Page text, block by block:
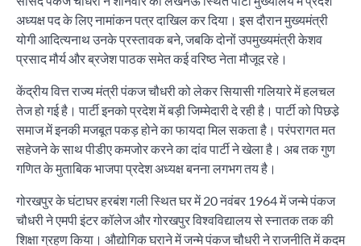
अध्यक्ष पद के लिए नामांकन पत्र दाखिल कर दिया। इस दौरान मुख्यमंत्री
योगी आदित्यनाथ उनके प्रस्तावक बने, जबकि दोनों उपमुख्यमंत्री केशव
प्रसाद मौर्य और ब्रजेश पाठक समेत कई वरिष्ठ नेता मौजूद रहे।
केंद्रीय वित्त राज्य मंत्री पंकज चौधरी को लेकर सियासी गलियारे में हलचल
तेज हो गई है। पार्टी इनको प्रदेश में बड़ी जिम्मेदारी दे रही है। पार्टी को पिछडे़
समाज में इनकी मजबूत पकड़ होने का फायदा मिल सकता है। परंपरागत मत
सहेजने के साथ पीडीए कमजोर करने का दांव पार्टी ने खेला है। अब तक गुण
गणित के मुताबिक भाजपा प्रदेश अध्यक्ष बनना लगभग तय है।
गोरखपुर के घंटाघर हरबंश गली स्थित घर में 20 नवंबर 1964 में जन्मे पंकज
चौधरी ने एमपी इंटर कॉलेज और गोरखपुर विश्वविद्यालय से स्नातक तक की
शिक्षा ग्रहण किया। औद्योगिक घराने में जन्मे पंकज चौधरी ने राजनीति में कदम